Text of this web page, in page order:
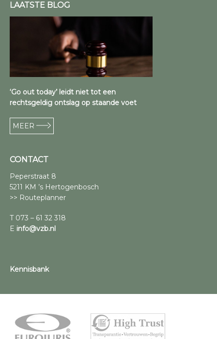
LAATSTE BLOG
‘Go out today’ leidt niet tot een
rechtsgeldig ontslag op staande voet
MEER
CONTACT
Peperstraat 8
5211 KM ’s Hertogenbosch
>> Routeplanner
T 073 – 61 32 318
E info@vzb.nl
Kennisbank